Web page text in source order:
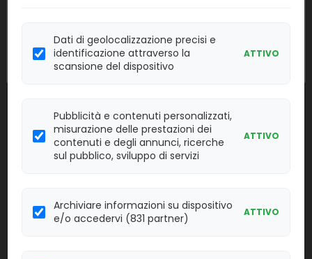
A98856 25 OH Vitamina D(Dxl 800-600)
Confezione:
Linea:
TSREAGEN-25 Test rapidi prof. antigenici COV-
19 rinofa. SCADENZA 17-12-23
Effettua il per acquistare.
Dati di geolocalizzazione precisi e
identificazione attraverso la
scansione del dispositivo
ATTIVO
Pubblicità e contenuti personalizzati,
misurazione delle prestazioni dei
contenuti e degli annunci, ricerche
sul pubblico, sviluppo di servizi
ATTIVO
Archiviare informazioni su dispositivo
e/o accedervi (831 partner)
ATTIVO
riprenderanno regolarmente
agosto.